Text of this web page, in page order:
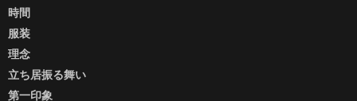
時間
服装
理念
立ち居振る舞い
第一印象